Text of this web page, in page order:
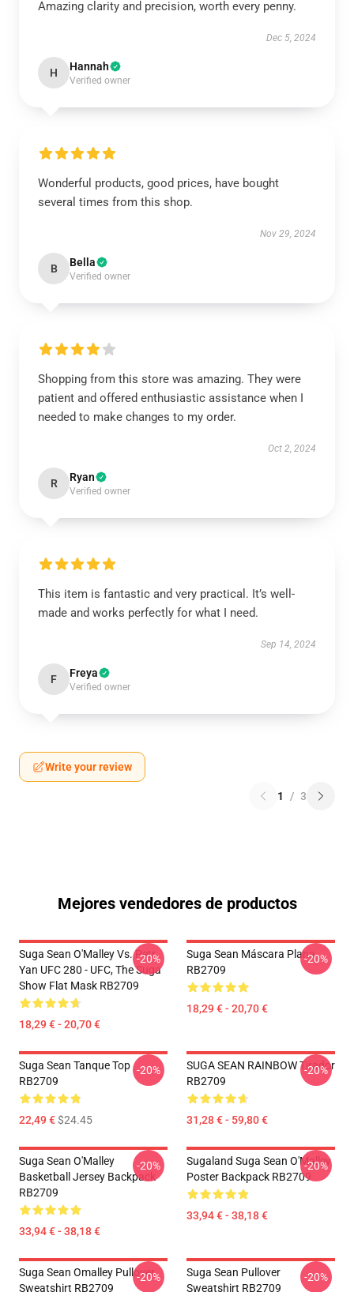
Amazing clarity and precision, worth every penny.
Dec 5, 2024
H Hannah
Verified owner
Wonderful products, good prices, have bought
several times from this shop.
Nov 29, 2024
B Bella
Verified owner
Shopping from this store was amazing. They were
patient and offered enthusiastic assistance when I
needed to make changes to my order.
Oct 2, 2024
R Ryan
Verified owner
This item is fantastic and very practical. It’s well-
made and works perfectly for what I need.
Sep 14, 2024
F Freya
Verified owner
Write your review
1 / 3
Mejores vendedores de productos
Suga Sean O'Malley Vs. Petr
Yan UFC 280 - UFC, The Suga
Show Flat Mask RB2709
18,29 € - 20,70 €
-20%
Suga Sean Máscara Plana
RB2709
18,29 € - 20,70 €
-20%
Suga Sean Tanque Top
RB2709
22,49 €$24.45
-20%
SUGA SEAN RAINBOW Tirador
RB2709
31,28 € - 59,80 €
-20%
Suga Sean O'Malley
Basketball Jersey Backpack
RB2709
33,94 € - 38,18 €
-20%
Sugaland Suga Sean O'Malley
Poster Backpack RB2709
33,94 € - 38,18 €
-20%
Suga Sean Omalley Pullover
Sweatshirt RB2709
-20%
Suga Sean Pullover
Sweatshirt RB2709
-20%